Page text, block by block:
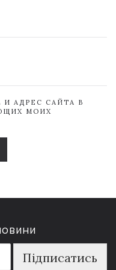
АДРЕС САЙТА В
МОИХ
Підписатись